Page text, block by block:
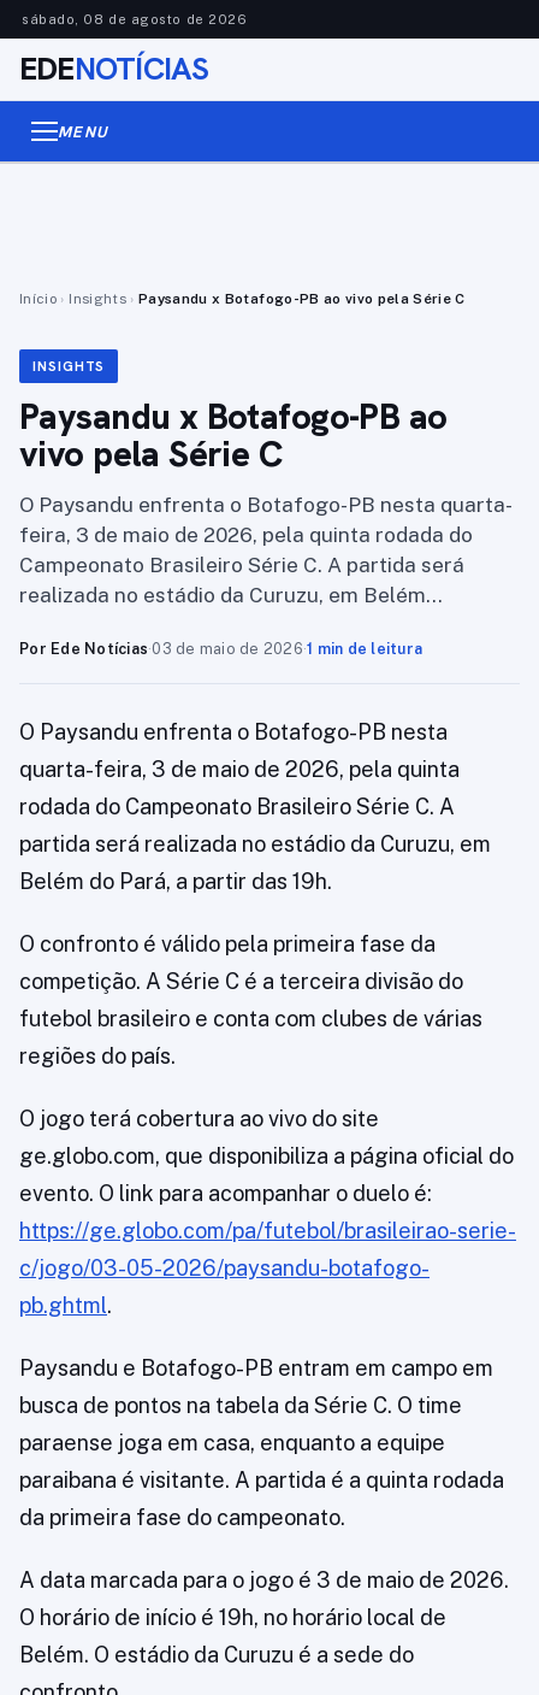
sábado, 08 de agosto de 2026
EDENOTÍCIAS
MENU
Início › Insights › Paysandu x Botafogo-PB ao vivo pela Série C
INSIGHTS
Paysandu x Botafogo-PB ao
vivo pela Série C
O Paysandu enfrenta o Botafogo-PB nesta quarta-
feira, 3 de maio de 2026, pela quinta rodada do
Campeonato Brasileiro Série C. A partida será
realizada no estádio da Curuzu, em Belém…
Por Ede Notícias·03 de maio de 2026·1 min de leitura
O Paysandu enfrenta o Botafogo-PB nesta
quarta-feira, 3 de maio de 2026, pela quinta
rodada do Campeonato Brasileiro Série C. A
partida será realizada no estádio da Curuzu, em
Belém do Pará, a partir das 19h.
O confronto é válido pela primeira fase da
competição. A Série C é a terceira divisão do
futebol brasileiro e conta com clubes de várias
regiões do país.
O jogo terá cobertura ao vivo do site
ge.globo.com, que disponibiliza a página oficial do
evento. O link para acompanhar o duelo é:
https://ge.globo.com/pa/futebol/brasileirao-serie-
c/jogo/03-05-2026/paysandu-botafogo-
pb.ghtml.
Paysandu e Botafogo-PB entram em campo em
busca de pontos na tabela da Série C. O time
paraense joga em casa, enquanto a equipe
paraibana é visitante. A partida é a quinta rodada
da primeira fase do campeonato.
A data marcada para o jogo é 3 de maio de 2026.
O horário de início é 19h, no horário local de
Belém. O estádio da Curuzu é a sede do